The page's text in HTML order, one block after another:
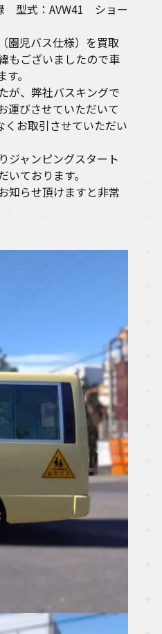
型式：AVW41 ショー
園児バス仕様）を買取
もございましたので車
。
が、弊社バスキングで
運びさせていただいて
くお取引させていただい
ジャンピングスタート
ております。
知らせ頂けますと非常